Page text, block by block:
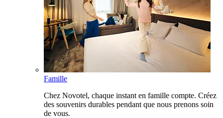
Famille
Chez Novotel, chaque instant en famille compte. Créez
des souvenirs durables pendant que nous prenons soin
de vous.